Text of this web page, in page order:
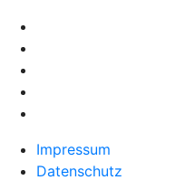
Impressum
Datenschutz